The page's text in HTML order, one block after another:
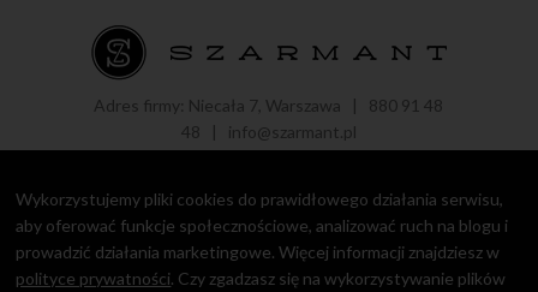
Adres firmy: Niecała 7, Warszawa | 880 91 48
48
info@szarmant.pl
Copyright © 2016 - 2021 Roman Zaczkiewicz. Polityka prywatności
Wykorzystujemy pliki cookies do prawidłowego działania serwisu,
aby oferować funkcje społecznościowe, analizować ruch na blogu i
prowadzić działania marketingowe. Więcej informacji znajdziesz w
polityce prywatności. Czy zgadzasz się na wykorzystywanie plików